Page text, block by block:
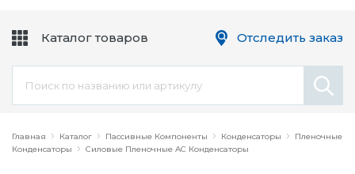
Главная Каталог Пассивные Компоненты Конденсаторы
Пленочные
Конденсаторы
Силовые Пленочные AC Конденсаторы
Каталог товаров
Цепи
Оборудование
Отследить заказ